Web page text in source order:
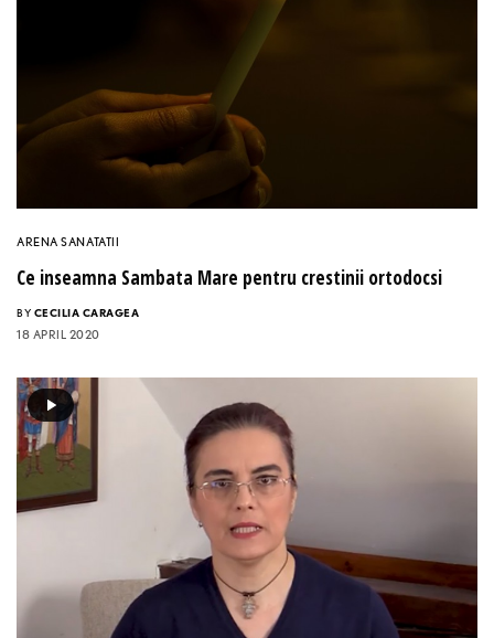
ARENA SANATATII
Ce inseamna Sambata Mare pentru crestinii ortodocsi
BY CECILIA CARAGEA
18 APRIL 2020